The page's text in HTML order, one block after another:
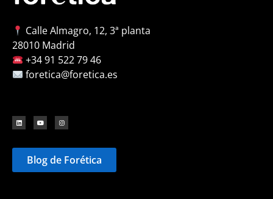
Calle Almagro, 12, 3ª planta
28010 Madrid
+34 91 522 79 46
foretica@foretica.es
Blog de Forética